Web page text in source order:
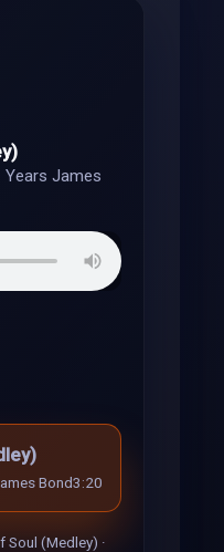
James
Bond3:20
(Medley) ·